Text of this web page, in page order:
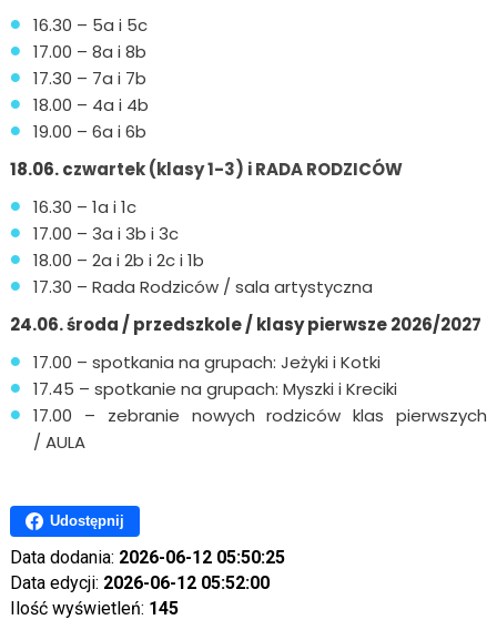
16.30 – 5a i 5c
17.00 – 8a i 8b
17.30 – 7a i 7b
18.00 – 4a i 4b
19.00 – 6a i 6b
18.06. czwartek (klasy 1-3) i RADA RODZICÓW
16.30 – 1a i 1c
17.00 – 3a i 3b i 3c
18.00 – 2a i 2b i 2c i 1b
17.30 – Rada Rodziców / sala artystyczna
24.06. środa / przedszkole / klasy pierwsze 2026/2027
17.00 – spotkania na grupach: Jeżyki i Kotki
17.45 – spotkanie na grupach: Myszki i Kreciki
17.00 – zebranie nowych rodziców klas pierwszych
/ AULA
Udostępnij
Data dodania: 2026-06-12 05:50:25
Data edycji: 2026-06-12 05:52:00
Ilość wyświetleń: 145